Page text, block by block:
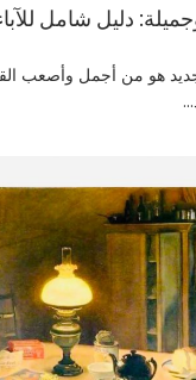
دليل شامل
هو من أجمل وأصعب